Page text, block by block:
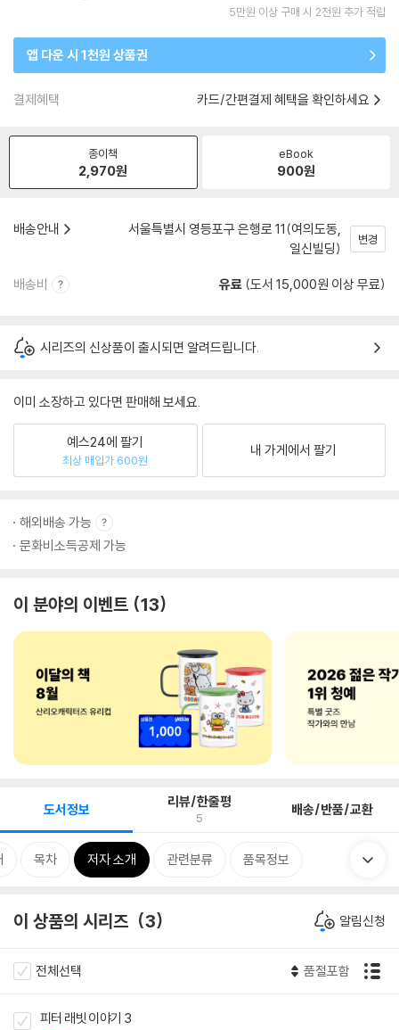
5만원 이상 구매 시 2천원 추가 적립
앱 다운 시 1천원 상품권
결제혜택 카드/간편결제 혜택을 확인하세요
종이책
2,970원
eBook
900원
배송안내
서울특별시 영등포구 은행로 11(여의도동,
일신빌딩)
변경
배송비 유료 (도서 15,000원 이상 무료)
시리즈의 신상품이 출시되면 알려드립니다.
이미 소장하고 있다면 판매해 보세요.
예스24에 팔기
최상 매입가 600원
내 가게에서 팔기
해외배송 가능
문화비소득공제 가능
이 분야의 이벤트 13
도서정보 리뷰/한줄평
5 배송/반품/교환
목차 저자 소개 관련분류 품목정보
이 상품의 시리즈 3 알림신청
전체선택 품절포함
피터 래빗 이야기 3